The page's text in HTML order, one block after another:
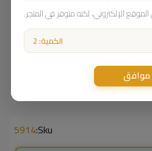
Sku:
5914
الإلكتروني، لكنه متوفر في المتجر.
الكمية: 2
موافق